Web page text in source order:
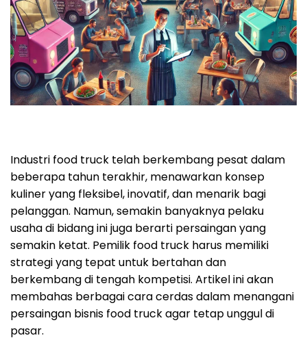
Industri food truck telah berkembang pesat dalam
beberapa tahun terakhir, menawarkan konsep
kuliner yang fleksibel, inovatif, dan menarik bagi
pelanggan. Namun, semakin banyaknya pelaku
usaha di bidang ini juga berarti persaingan yang
semakin ketat. Pemilik food truck harus memiliki
strategi yang tepat untuk bertahan dan
berkembang di tengah kompetisi. Artikel ini akan
membahas berbagai cara cerdas dalam menangani
persaingan bisnis food truck agar tetap unggul di
pasar.